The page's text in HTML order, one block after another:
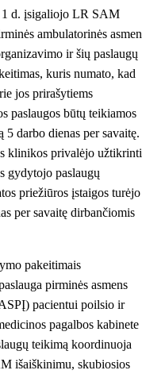
1 d. įsigaliojo LR SAM
ambulatorinės
ir šių paslaugų
kuris numato, kad
jos prirašytiems
paslaugos būtų teikiamos
darbo dienas per savaitę.
klinikos privalėjo užtikrinti
gydytojo paslaugų
priežiūros įstaigos turėjo
per savaitę dirbančiomis
pakeitimais
pirminės asmens
pacientui poilsio ir
pagalbos kabinete
teikimą koordinuoja
išaiškinimu, skubiosios